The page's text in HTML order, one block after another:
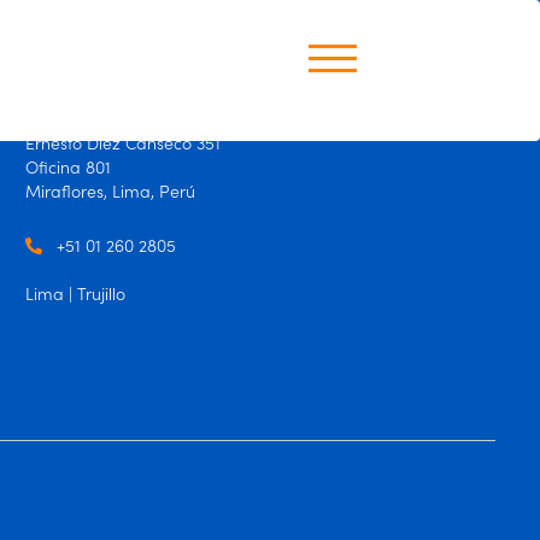
Ernesto Diez Canseco 351
Oficina 801
Miraflores, Lima, Perú
+51 01 260 2805
Lima | Trujillo